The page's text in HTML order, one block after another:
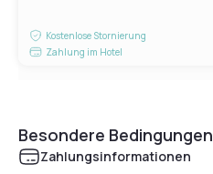
Kostenlose Stornierung
Zahlung im Hotel
Besondere Bedingungen
Zahlungsinformationen